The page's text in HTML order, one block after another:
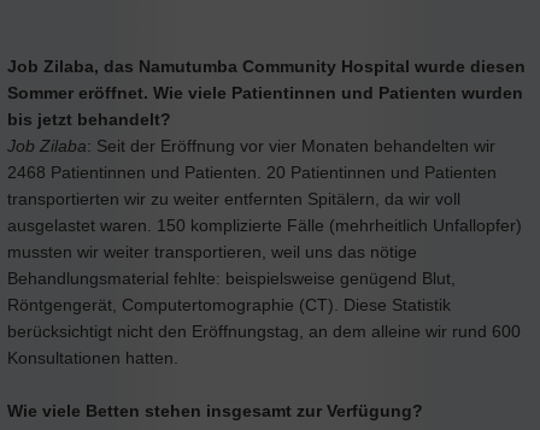
Job Zilaba, das Namutumba Community Hospital wurde diesen
Sommer eröffnet. Wie viele Patientinnen und Patienten wurden
bis jetzt behandelt?
Job Zilaba: Seit der Eröffnung vor vier Monaten behandelten wir
2468 Patientinnen und Patienten. 20 Patientinnen und Patienten
transportierten wir zu weiter entfernten Spitälern, da wir voll
ausgelastet waren. 150 komplizierte Fälle (mehrheitlich Unfallopfer)
mussten wir weiter transportieren, weil uns das nötige
Behandlungsmaterial fehlte: beispielsweise genügend Blut,
Röntgengerät, Computertomographie (CT). Diese Statistik
berücksichtigt nicht den Eröffnungstag, an dem alleine wir rund 600
Konsultationen hatten.
Wie viele Betten stehen insgesamt zur Verfügung?